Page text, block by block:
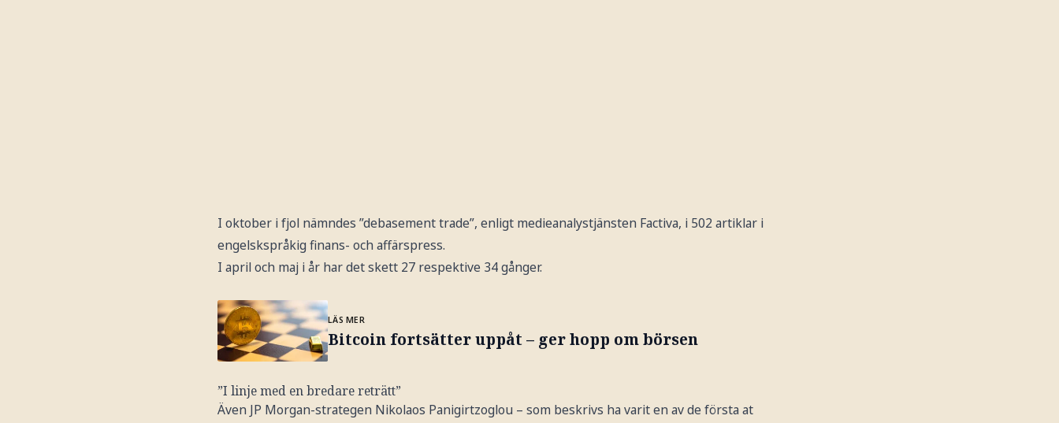
I oktober i fjol nämndes ”debasement trade”, enligt medieanalystjänsten Factiva, i 502 artiklar i
engelskspråkig finans- och affärspress.
I april och maj i år har det skett 27 respektive 34 gånger.
LÄS MER
Bitcoin fortsätter uppåt – ger hopp om börsen
”I linje med en bredare reträtt”
Även JP Morgan-strategen Nikolaos Panigirtzoglou – som beskrivs ha varit en av de första at